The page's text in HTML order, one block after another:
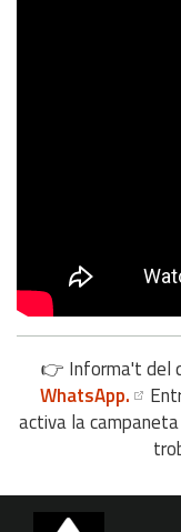
👉 Informa't del
WhatsApp.
activa la